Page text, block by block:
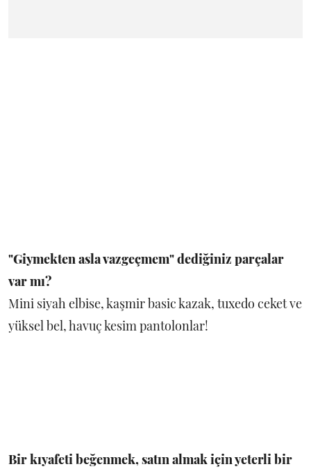
"Giymekten asla vazgeçmem" dediğiniz parçalar
var mı?
Mini siyah elbise, kaşmir basic kazak, tuxedo ceket ve
yüksel bel, havuç kesim pantolonlar!
Bir kıyafeti beğenmek, satın almak için yeterli bir